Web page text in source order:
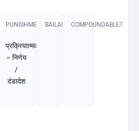
PUNISHMENT​
प्रक्रियात्मक
– निर्णय
/
दंडादेश
BAILABLE?COMPOUNDABLE?